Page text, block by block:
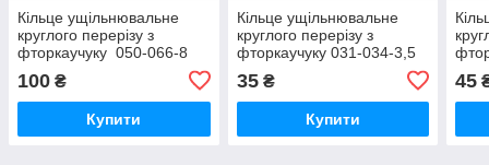
Кільце ущільнювальне
круглого перерізу з
фторкаучуку 050-066-8
(коричневе)термостійке
100 ₴
Купити
Кільце ущільнювальне
круглого перерізу з
фторкаучуку 031-034-3,5
FKM зелене термостійке
35₴
Купити
45